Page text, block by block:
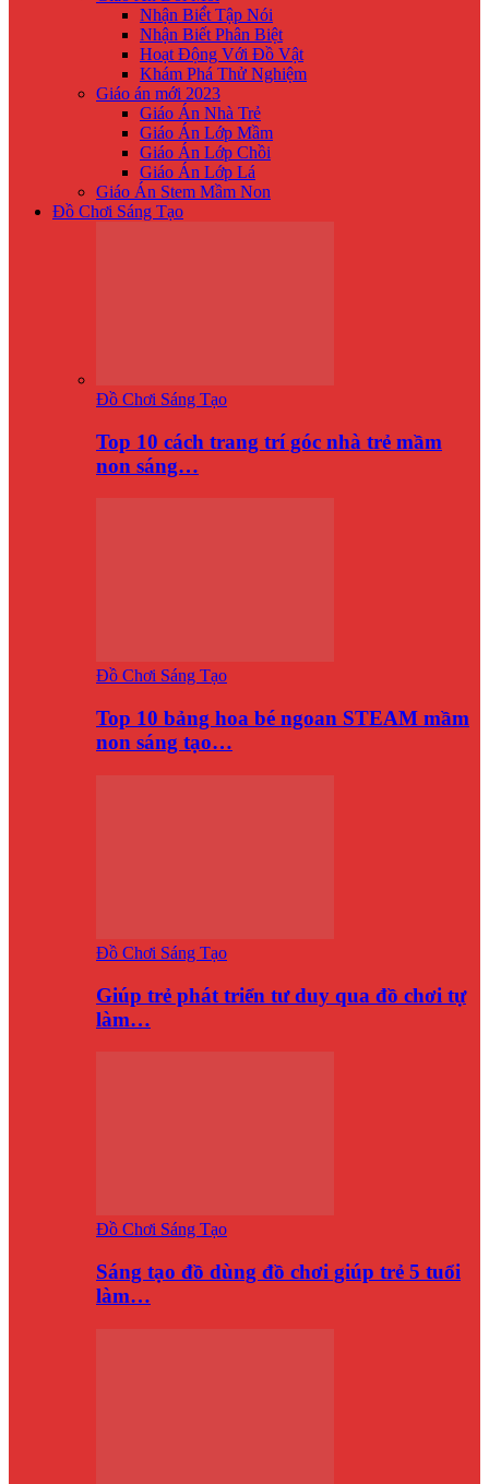
Nhận Biế́t Tập Nói
Nhận Biết Phân Biệt
Hoạt Động Với Đồ Vật
Khám Phá Thử Nghiệm
Giáo án mới 2023
Giáo Án Nhà Trẻ
Giáo Án Lớp Mầm
Giáo Án Lớp Chồi
Giáo Án Lớp Lá
Giáo Án Stem Mầm Non
Đồ Chơi Sáng Tạo
Đồ Chơi Sáng Tạo
Top 10 cách trang trí góc nhà trẻ mầm
non sáng…
Đồ Chơi Sáng Tạo
Top 10 bảng hoa bé ngoan STEAM mầm
non sáng tạo…
Đồ Chơi Sáng Tạo
Giúp trẻ phát triển tư duy qua đồ chơi tự
làm…
Đồ Chơi Sáng Tạo
Sáng tạo đồ dùng đồ chơi giúp trẻ 5 tuổi
làm…